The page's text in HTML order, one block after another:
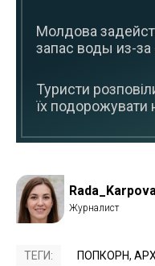
Молдова
запас воды из-
Туристи
їх подорожувати
ТЕГИ: ПОПКОРН,